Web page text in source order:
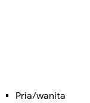
Pria/wanita